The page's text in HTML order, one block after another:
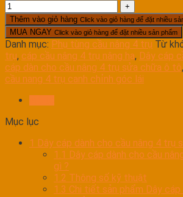
Thêm vào giỏ hàng Click vào giỏ hàng để đặt nhiều
MUA NGAY Click vào giỏ hàng để đặt nhiều sản phẩm
Danh mục: Phụ tùng cầu nâng 4 trụ Từ
trụ, cáp cầu nâng 4 trụ nâng hạ, Dây cáp
cáp dàn cho cầu nâng 4 trụ sửa chữa ô tô,
cầu nang 4 trụ canh chỉnh góc lái
Mục lục
1 Dây cáp dành cho cầu nâng 4 trụ
1.1 Dây cáp dành cho cầu
gì ?
1.2 Thông số kỹ thuật
1.3 Chi tiết sản phẩm Dây cáp